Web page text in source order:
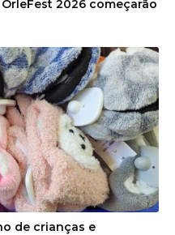
2026 começarão
de crianças e